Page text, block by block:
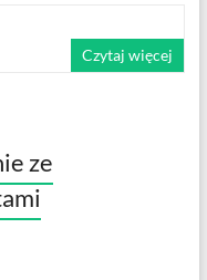
Czytaj więcej
ze